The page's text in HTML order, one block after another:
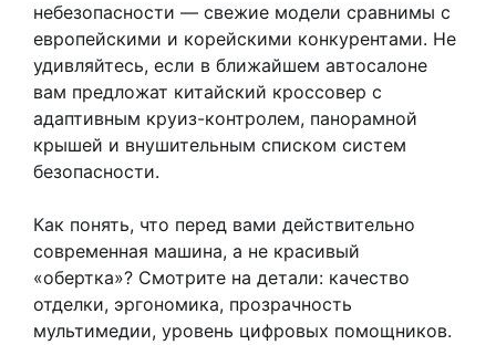
небезопасности — свежие модели сравнимы с
европейскими и корейскими конкурентами. Не
удивляйтесь, если в ближайшем автосалоне
вам предложат китайский кроссовер с
адаптивным круиз-контролем, панорамной
крышей и внушительным списком систем
безопасности.
Как понять, что перед вами действительно
современная машина, а не красивый
«обертка»? Смотрите на детали: качество
отделки, эргономика, прозрачность
мультимедии, уровень цифровых помощников.